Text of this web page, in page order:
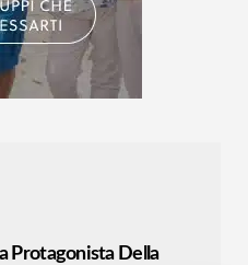
Protagonista Della